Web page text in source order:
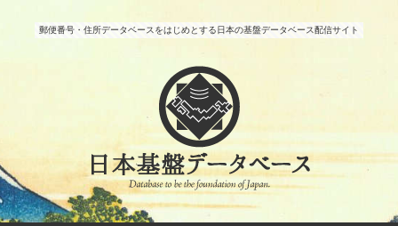
郵便番号・住所データベースをはじめとする日本の基盤データベース配信サイト